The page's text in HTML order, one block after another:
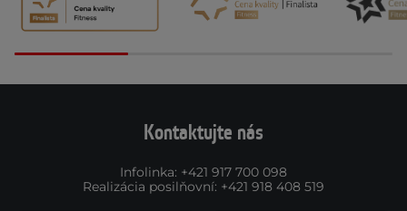
Kontaktujte nás
Infolinka: +421 917 700 098
Realizácia posilňovní: +421 918 408 519